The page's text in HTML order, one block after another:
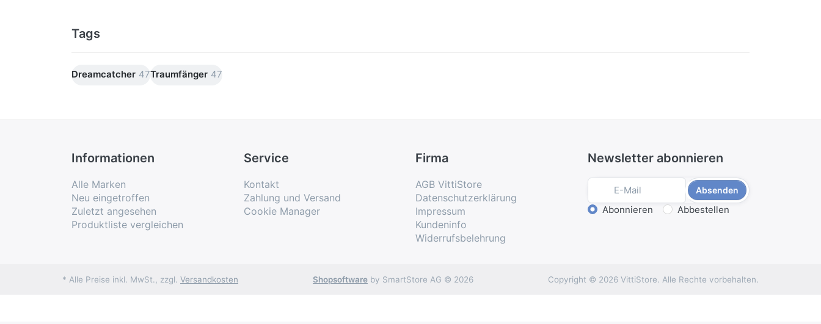
Tags
Dreamcatcher 47Traumfänger 47
Informationen
Alle Marken
Neu eingetroffen
Zuletzt angesehen
Produktliste vergleichen
Service
Kontakt
Zahlung und Versand
Cookie Manager
Firma
AGB VittiStore
Datenschutzerklärung
Impressum
Kundeninfo
Widerrufsbelehrung
Newsletter abonnieren
Absenden
Aktion wählen
Abonnieren Abbestellen
* Alle Preise inkl. MwSt., zzgl. Versandkosten Shopsoftware by SmartStore AG © 2026 Copyright © 2026 VittiStore. Alle Rechte vorbehalten.